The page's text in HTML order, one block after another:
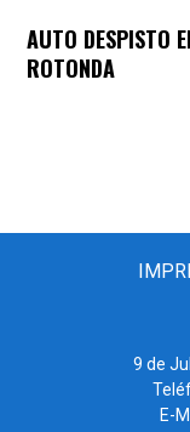
AUTO DESPISTO
ROTONDA
9 de
E-